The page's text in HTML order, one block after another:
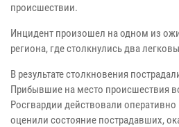
происшествии.
Инцидент произошел на одном из
региона, где столкнулись два
В результате столкновения
Прибывшие на место происшествия
Росгвардии действовали
оценили состояние пострадавших,